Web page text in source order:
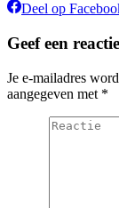
Deel op
Geef een reactie
Je e-mailadres
aangegeven met *